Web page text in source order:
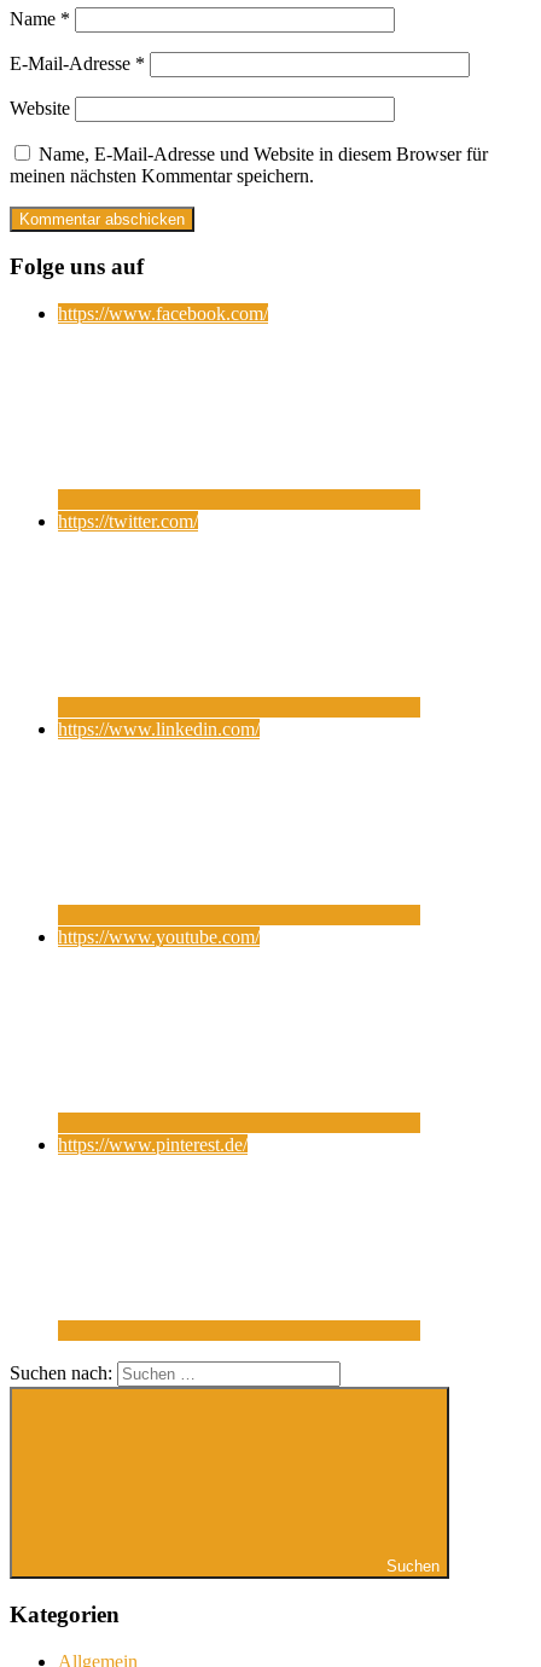
Name *
E-Mail-Adresse *
Website
Name, E-Mail-Adresse und Website in diesem Browser für
meinen nächsten Kommentar speichern.
Folge uns auf
https://www.facebook.com/
https://twitter.com/
https://www.linkedin.com/
https://www.youtube.com/
https://www.pinterest.de/
Suchen nach:
Suchen
Kategorien
Allgemein